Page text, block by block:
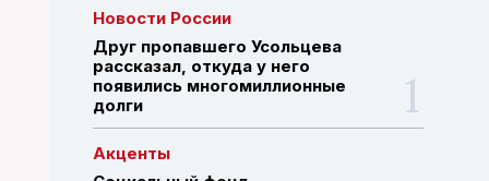
Новости России
Друг пропавшего Усольцева
рассказал, откуда у него
появились многомиллионные
долги
Акценты